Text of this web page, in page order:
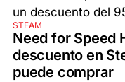
STEAM
Need for Speed
descuento en
puede comprar